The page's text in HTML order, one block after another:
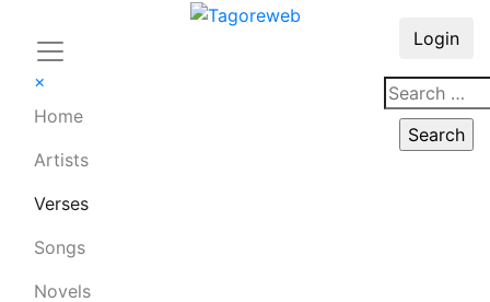
×
Home
Artists
Verses
Songs
Novels
Login